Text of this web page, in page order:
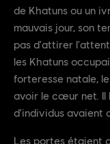
de Khatuns ou un
mauvais jour, son
pas d'attirer
les Khatuns
forteresse natale,
avoir le cœur net. Il
d'individus avaient
Les portes étaient